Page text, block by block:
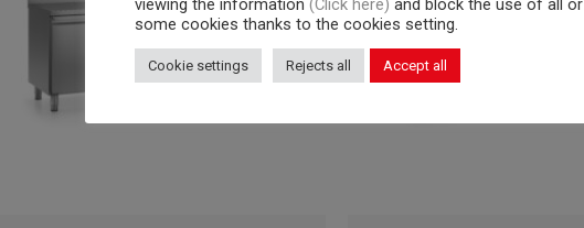
some cookies thanks to the cookies setting.
Cookie settings Rejects all Accept all